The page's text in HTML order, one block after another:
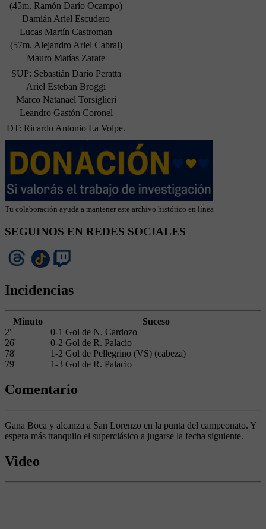
(45m. Ramón Darío Ocampo)
Damián Ariel Escudero
Lucas Martín Castroman
(57m. Alejandro Ariel Cabral)
Mauro Matías Zarate
SUP: Sebastián Darío Peratta
Ariel Esteban Broggi
Marco Natanael Torsiglieri
Leandro Gastón Coronel
DT: Ricardo Antonio La Volpe.
Tu colaboración ayuda a mantener este archivo histórico en línea
SEGUINOS EN REDES SOCIALES
Incidencias
Minuto
Suceso
2'
0-1 Gol de N. Cardozo
26'
0-2 Gol de R. Palacio
78'
1-2 Gol de Pellegrino (VS) (cabeza)
79'
1-3 Gol de R. Palacio
Comentario
Gana Boca y alcanza a San Lorenzo en la punta del campeonato. Y
espera más tranquilo el superclásico a jugarse la fecha siguiente.
Video